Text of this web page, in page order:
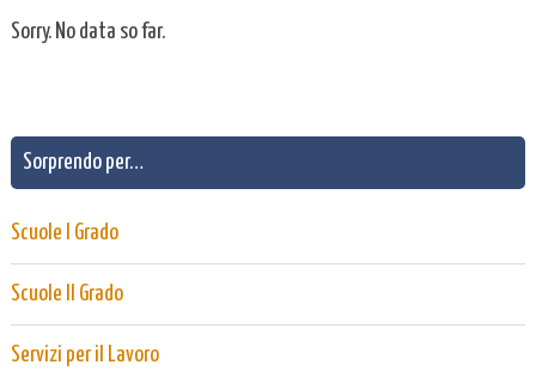
Sorry. No data so far.
Sorprendo per…
Scuole I Grado
Scuole II Grado
Servizi per il Lavoro